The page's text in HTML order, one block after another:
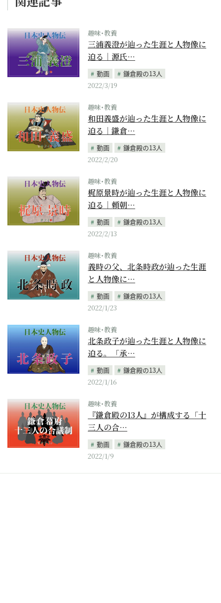
趣味･教養
三浦義澄が辿った生涯と人物像に
迫る｜源氏…
動画
鎌倉殿の13人
2022/3/19
趣味･教養
和田義盛が辿った生涯と人物像に
迫る｜鎌倉…
動画
鎌倉殿の13人
2022/2/20
趣味･教養
梶原景時が辿った生涯と人物像に
迫る｜頼朝…
動画
鎌倉殿の13人
2022/2/13
趣味･教養
義時の父、北条時政が辿った生涯
と人物像に…
動画
鎌倉殿の13人
2022/1/23
趣味･教養
北条政子が辿った生涯と人物像に
迫る。「承…
動画
鎌倉殿の13人
2022/1/16
趣味･教養
『鎌倉殿の13人』が構成する「十
三人の合…
動画
鎌倉殿の13人
2022/1/9